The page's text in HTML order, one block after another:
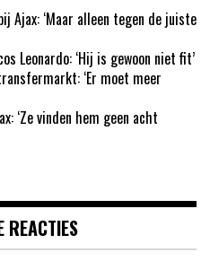
Ajax: ‘Maar alleen tegen de juiste
Leonardo: ‘Hij is gewoon niet fit’
‘Er moet meer
‘Ze vinden hem geen acht
REACTIES